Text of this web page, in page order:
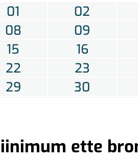
01 02
08 09
15 16
22 23
29 30
ette